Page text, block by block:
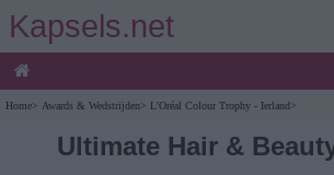
Kapsels.net
Home> Awards & Wedstrijden> L'Oréal Colour Trophy - Ierland>
Ultimate Hair &